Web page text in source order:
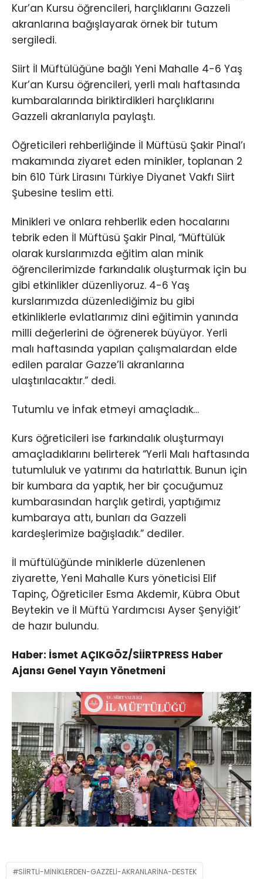
Kur’an Kursu öğrencileri, harçlıklarını Gazzeli
akranlarına bağışlayarak örnek bir tutum
sergiledi.
Siirt İl Müftülüğüne bağlı Yeni Mahalle 4-6 Yaş
Kur’an Kursu öğrencileri, yerli malı haftasında
kumbaralarında biriktirdikleri harçlıklarını
Gazzeli akranlarıyla paylaştı.
Öğreticileri rehberliğinde İl Müftüsü Şakir Pinal’ı
makamında ziyaret eden minikler, toplanan 2
bin 610 Türk Lirasını Türkiye Diyanet Vakfı Siirt
Şubesine teslim etti.
Minikleri ve onlara rehberlik eden hocalarını
tebrik eden İl Müftüsü Şakir Pinal, “Müftülük
olarak kurslarımızda eğitim alan minik
öğrencilerimizde farkındalık oluşturmak için bu
gibi etkinlikler düzenliyoruz. 4-6 Yaş
kurslarımızda düzenlediğimiz bu gibi
etkinliklerle evlatlarımız dini eğitimin yanında
milli değerlerini de öğrenerek büyüyor. Yerli
malı haftasında yapılan çalışmalardan elde
edilen paralar Gazze’li akranlarına
ulaştırılacaktır.” dedi.
Tutumlu ve İnfak etmeyi amaçladık…
Kurs öğreticileri ise farkındalık oluşturmayı
amaçladıklarını belirterek “Yerli Malı haftasında
tutumluluk ve yatırımı da hatırlattık. Bunun için
bir kumbara da yaptık, her bir çocuğumuz
kumbarasından harçlık getirdi, yaptığımız
kumbaraya attı, bunları da Gazzeli
kardeşlerimize bağışladık.” dediler.
İl müftülüğünde miniklerle düzenlenen
ziyarette, Yeni Mahalle Kurs yöneticisi Elif
Tapinç, Öğreticiler Esma Akdemir, Kübra Obut
Beytekin ve İl Müftü Yardımcısı Ayser Şenyiğit’
de hazır bulundu.
Haber: İsmet AÇIKGÖZ/SİİRTPRESS Haber
Ajansı Genel Yayın Yönetmeni
SIIRTLI-MINIKLERDEN-GAZZELI-AKRANLARINA-DESTEK